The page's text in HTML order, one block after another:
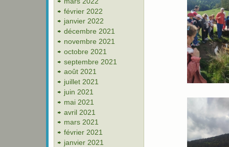
février 2022
janvier 2022
décembre 2021
novembre 2021
octobre 2021
septembre 2021
août 2021
juillet 2021
juin 2021
mai 2021
avril 2021
mars 2021
février 2021
janvier 2021